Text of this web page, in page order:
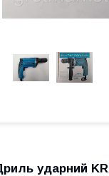
ударний